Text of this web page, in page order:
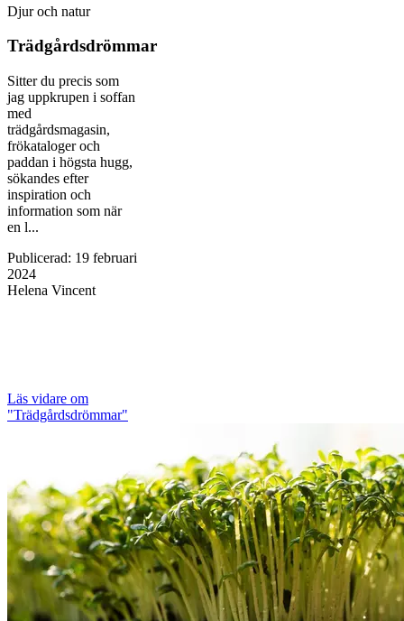
Djur och natur
Trädgårdsdrömmar
Sitter du precis som
jag uppkrupen i soffan
med
trädgårdsmagasin,
frökataloger och
paddan i högsta hugg,
sökandes efter
inspiration och
information som när
en l...
Publicerad: 19 februari
2024
Helena Vincent
Läs vidare om
"Trädgårdsdrömmar"